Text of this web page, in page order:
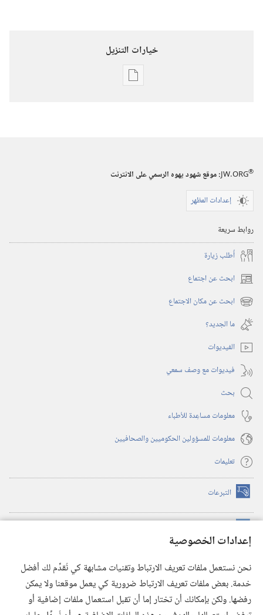
إعدادات الخصوصية
نحن نستعمل ملفات تعريف الارتباط وتقنيات مشابهة كي نُقدِّم لك أفضل
خدمة. بعض ملفات تعريف الارتباط ضرورية كي يعمل موقعنا ولا يمكن
رفضها. ولكن بإمكانك أن تختار إما أن تقبل استعمال ملفات إضافية أو
خيارات التنزيل
خيارات
‎٢٠٠٤
JW.ORG®
:‏ موقع شهود يهوه الرسمي على الانترنت
إعدادات المظهر
روابط سريعة
أُطلب زيارة
ابحث عن اجتماع (يفتح
نافذة ابحث عن مكان الاجتماع (يفتح
نافذة
جديدة)
ما الجديد؟‏
الفيديوات
فيديوات مع وصف سمعي
بحث
معلومات مساعِدة للأطباء
معلومات للمسؤولين الحكوميين والصحافيين
تعليمات
التبرعات (يفتح
نافذة
(يفتح
نافذة
(يفتح
نافذة
جديدة) تطبيق ®
JW Library
مكتبة برج المراقبة